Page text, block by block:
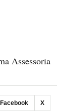
Assessoria
Facebook X